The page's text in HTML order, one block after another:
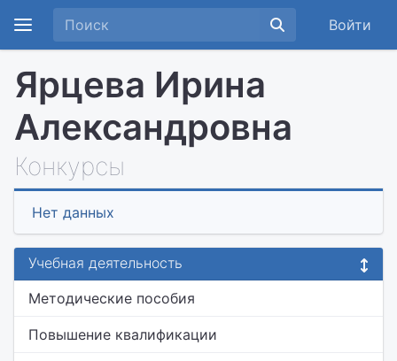
Войти
Ярцева Ирина
Александровна
Конкурсы
Нет данных
Учебная деятельность
Методические пособия
Повышение квалификации